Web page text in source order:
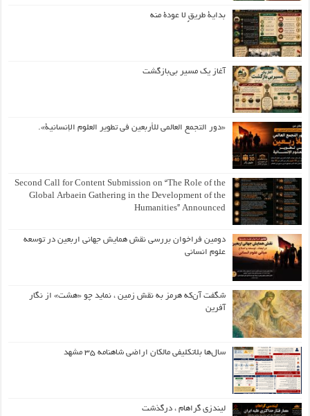
بداية طريقٍ لا عودة منه
آغاز یک مسیر بی‌بازگشت
«دور التجمع العالمي للأربعين في تطوير العلوم الإنسانية».
Second Call for Content Submission on “The Role of the
Global Arbaein Gathering in the Development of the
Humanities” Announced
دومین فراخوان بررسی نقش همایش جهانی اربعین در توسعه
علوم انسانی
شگفت آن‌که هرمز به نقش زمین ، نماید چو «هشت» از نگار
آفرین
سال‌ها بلاتکلیفی مالکان اراضی شاهنامه ۳۵ مشهد
لیندزی گراهام ، درگذشت